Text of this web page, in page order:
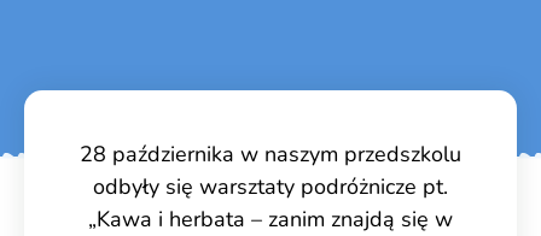
28 października w naszym przedszkolu
odbyły się warsztaty podróżnicze pt.
„Kawa i herbata – zanim znajdą się w